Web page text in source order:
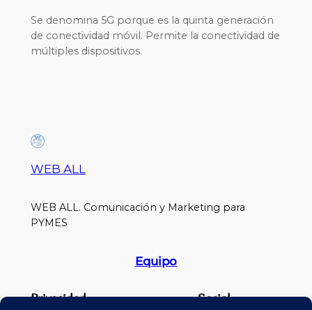
Se denomina 5G porque es la quinta generación
de conectividad móvil. Permite la conectividad de
múltiples dispositivos.
WEB ALL
WEB ALL. Comunicación y Marketing para
PYMES
Equipo
Privacidad Social